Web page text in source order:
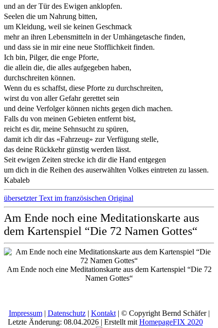
und an der Tür des Ewigen anklopfen.
Seelen die um Nahrung bitten,
um Kleidung, weil sie keinen Geschmack
mehr an ihren Lebensmitteln in der Umhängetasche finden,
und dass sie in mir eine neue Stofflichkeit finden.
Ich bin, Pilger, die enge Pforte,
die allein die, die alles aufgegeben haben,
durchschreiten können.
Wenn du es schaffst, diese Pforte zu durchschreiten,
wirst du von aller Gefahr gerettet sein
und deine Verfolger können nichts gegen dich machen.
Falls du von meinen Gebieten entfernt bist,
reicht es dir, meine Sehnsucht zu spüren,
damit ich dir das «Fahrzeug» zur Verfügung stelle,
das deine Rückkehr günstig werden lässt.
Seit ewigen Zeiten strecke ich dir die Hand entgegen
um dich in die Reihen des auserwählten Volkes eintreten zu lassen.
Kabaleb
übersetzter Text im französischen Original
Am Ende noch eine Meditationskarte aus
dem Kartenspiel “Die 72 Namen Gottes“
Am Ende noch eine Meditationskarte aus dem Kartenspiel “Die 72
Namen Gottes“
Impressum| Datenschutz| Kontakt| © Copyright Bernd Schäfer |
Letzte Änderung: 08.04.2026 | Erstellt mit HomepageFIX 2020